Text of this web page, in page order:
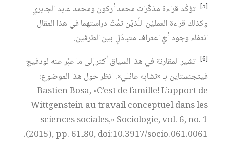
[5]
تؤكِّد قراءة مذكّرات محمد أركون ومحمد عابد الجابري
وكذلك قراءة العمليْن اللَّذيْن تمَّتْ دراستهما في هذا المقال
انتفاء وجود أيِّ اعتراف متبادَلٍ بين الطرفين.
[6]
تشير المقارنة في هذا السياق أكثر إلى ما عبَّر عنه لودفيج
فيتجنستاين بـ «تشابه عائلي». انظر حول هذا الموضوع:
Bastien Bosa, «C’est de famille! L’apport de
Wittgenstein au travail conceptuel dans les
sciences sociales,» Sociologie, vol. 6, no. 1
(2015), pp. 61‑80, doi:10.3917/socio.061.0061.